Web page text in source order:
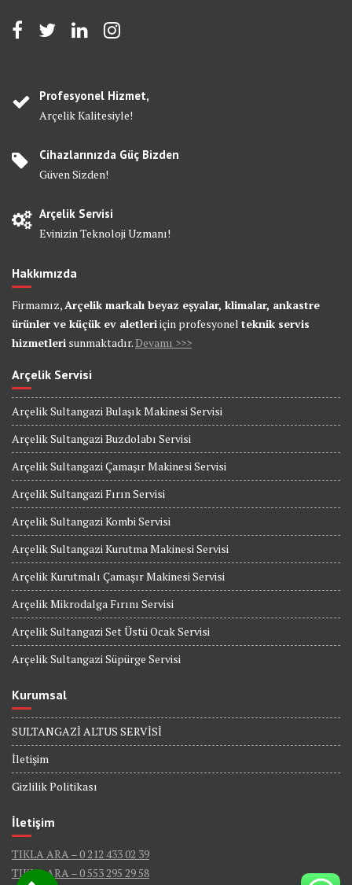
Profesyonel Hizmet,
Arçelik Kalitesiyle!
Cihazlarınızda Güç Bizden
Güven Sizden!
Arçelik Servisi
Evinizin Teknoloji Uzmanı!
Hakkımızda
Firmamız, Arçelik markalı beyaz eşyalar, klimalar, ankastre
ürünler ve küçük ev aletleriiçin profesyonel teknik servis
hizmetleri sunmaktadır. Devamı >>>
Arçelik Servisi
Arçelik Sultangazi Bulaşık Makinesi Servisi
Arçelik Sultangazi Buzdolabı Servisi
Arçelik Sultangazi Çamaşır Makinesi Servisi
Arçelik Sultangazi Fırın Servisi
Arçelik Sultangazi Kombi Servisi
Arçelik Sultangazi Kurutma Makinesi Servisi
Arçelik Kurutmalı Çamaşır Makinesi Servisi
Arçelik Mikrodalga Fırını Servisi
Arçelik Sultangazi Set Üstü Ocak Servisi
Arçelik Sultangazi Süpürge Servisi
Kurumsal
SULTANGAZİ ALTUS SERVİSİ
İletişim
Gizlilik Politikası
İletişim
TIKLA ARA – 0 212 433 02 39
TIKLA ARA – 0 553 295 29 58